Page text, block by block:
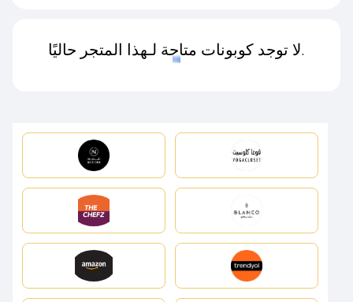
لا توجد كوبونات متاحة لـهذا المتجر حاليًا.